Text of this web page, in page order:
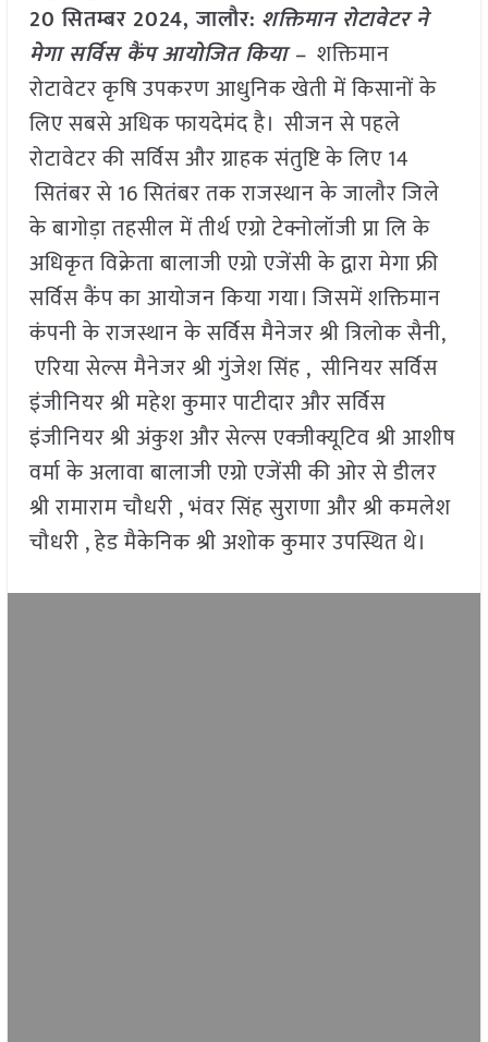
20 सितम्बर 2024, जालौर: शक्तिमान रोटावेटर ने
मेगा सर्विस कैंप आयोजित किया –शक्तिमान
रोटावेटर कृषि उपकरण आधुनिक खेती में किसानों के
लिए सबसे अधिक फायदेमंद है। सीजन से पहले
रोटावेटर की सर्विस और ग्राहक संतुष्टि के लिए 14
सितंबर से 16 सितंबर तक राजस्थान के जालौर जिले
के बागोड़ा तहसील में तीर्थ एग्रो टेक्नोलॉजी प्रा लि के
अधिकृत विक्रेता बालाजी एग्रो एजेंसी के द्वारा मेगा फ्री
सर्विस कैंप का आयोजन किया गया। जिसमें शक्तिमान
कंपनी के राजस्थान के सर्विस मैनेजर श्री त्रिलोक सैनी,
एरिया सेल्स मैनेजर श्री गुंजेश सिंह , सीनियर सर्विस
इंजीनियर श्री महेश कुमार पाटीदार और सर्विस
इंजीनियर श्री अंकुश और सेल्स एक्जीक्यूटिव श्री आशीष
वर्मा के अलावा बालाजी एग्रो एजेंसी की ओर से डीलर
श्री रामाराम चौधरी , भंवर सिंह सुराणा और श्री कमलेश
चौधरी , हेड मैकेनिक श्री अशोक कुमार उपस्थित थे।